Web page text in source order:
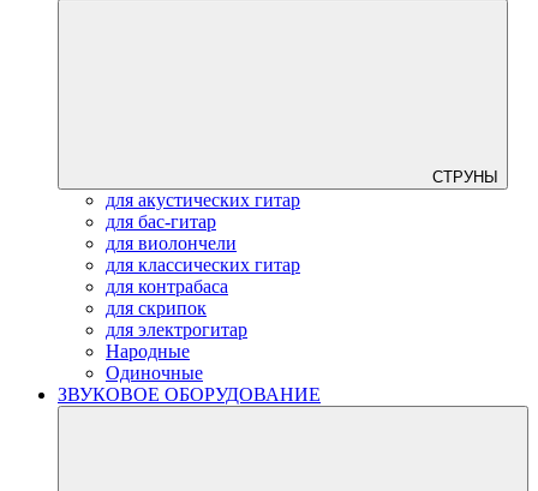
СТРУНЫ
для акустических гитар
для бас-гитар
для виолончели
для классических гитар
для контрабаса
для скрипок
для электрогитар
Народные
Одиночные
ЗВУКОВОЕ ОБОРУДОВАНИЕ